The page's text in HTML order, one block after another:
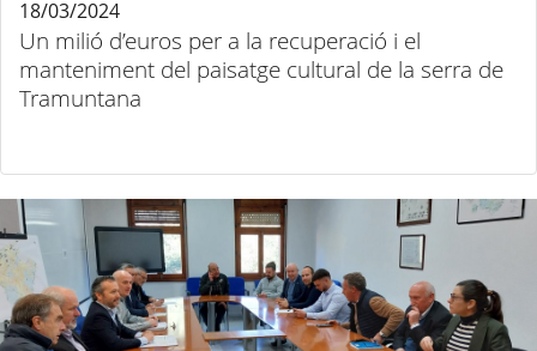
Un milió d’euros per a la recuperació i el
manteniment del paisatge cultural de la serra de
Tramuntana
18/03/2024